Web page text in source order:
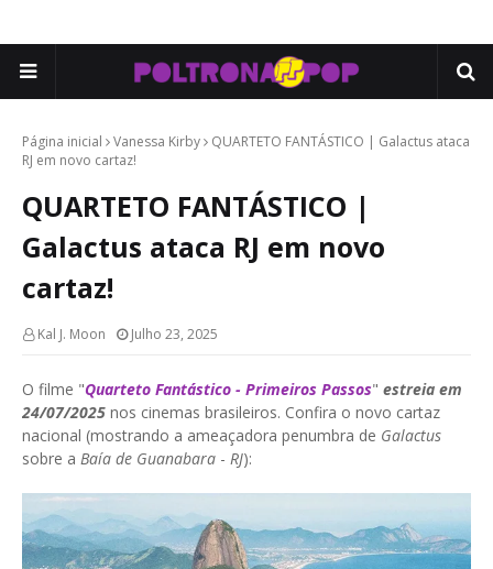
Página inicial Vanessa Kirby
QUARTETO FANTÁSTICO | Galactus ataca
RJ em novo cartaz!
QUARTETO FANTÁSTICO |
Galactus ataca RJ em novo
cartaz!
Kal J. Moon Julho 23, 2025
O filme "Quarteto Fantástico - Primeiros Passos" estreia em
24/07/2025 nos cinemas brasileiros. Confira o novo cartaz
nacional (mostrando a ameaçadora penumbra de Galactus
sobre a Baía de Guanabara - RJ):